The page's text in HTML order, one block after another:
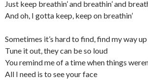
Just keep breathin’ and breathin’ and
And oh, I gotta keep, keep on breathin’
Sometimes it’s hard to find, find my way
Tune it out, they can be so loud
You remind me of a time when things
All I need is to see your face